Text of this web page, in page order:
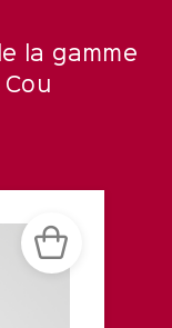
la gamme